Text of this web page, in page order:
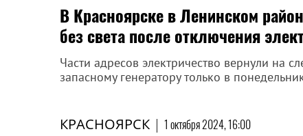
В Красноярске в Ленинском
без света после отключения
Части адресов электричество вернули
запасному генератору только в
КРАСНОЯРСК | 1 октября 2024, 16:00